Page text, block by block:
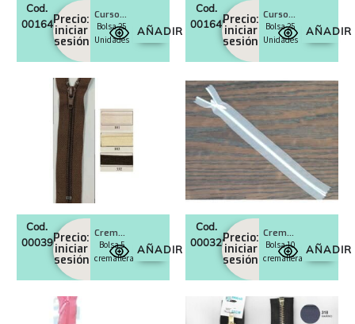
Cod.
0016437Precio:
iniciar
sesión
Cursores cremalleras malla 5
Bolsa 25
Unidades
AÑADIR
Cod.
0016451Precio:
iniciar
sesión
Cursores cremalleras malla 3
Bolsa 25
Unidades
AÑADIR
Cod.
0003969Precio:
iniciar
sesión
Cremalleras nylon flamenca, malla 5
Bolsa 5
cremalleras
AÑADIR
Cod.
0003287Precio:
iniciar
sesión
Cremalleras invisibles transparente
Bolsa 10
cremalleras
AÑADIR